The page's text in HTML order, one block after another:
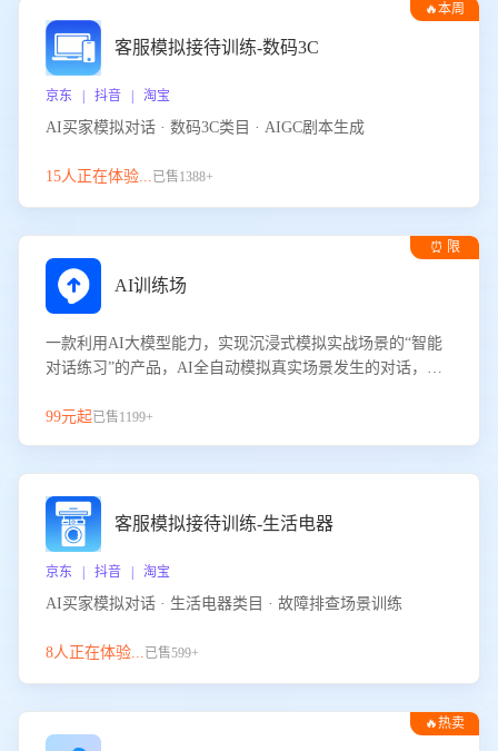
🔥本周
客服模拟接待训练-数码3C
京东 | 抖音 | 淘宝
AI买家模拟对话 · 数码3C类目 · AIGC剧本生成
15人正在体验...已售1388+
⏰ 限
AI训练场
一款利用AI大模型能力，实现沉浸式模拟实战场景的“智能
对话练习”的产品，AI全自动模拟真实场景发生的对话，企
服能力。
99元起已售1199+
客服模拟接待训练-生活电器
京东 | 抖音 | 淘宝
AI买家模拟对话 · 生活电器类目 · 故障排查场景训练
8人正在体验...已售599+
🔥热卖